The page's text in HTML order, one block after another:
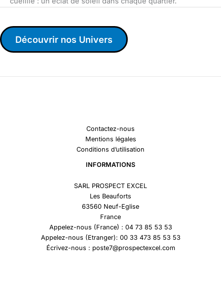
Découvrir nos Univers
Contactez-nous
Mentions légales
Conditions d’utilisation
INFORMATIONS
SARL PROSPECT EXCEL
Les Beauforts
63560 Neuf-Eglise
France
Appelez-nous (France) : 04 73 85 53 53
Appelez-nous (Etranger): 00 33 473 85 53 53
Écrivez-nous : poste7@prospectexcel.com